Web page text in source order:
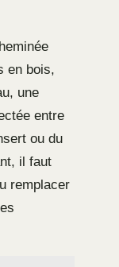
en bois,
une
entre
ou du
il faut
remplacer